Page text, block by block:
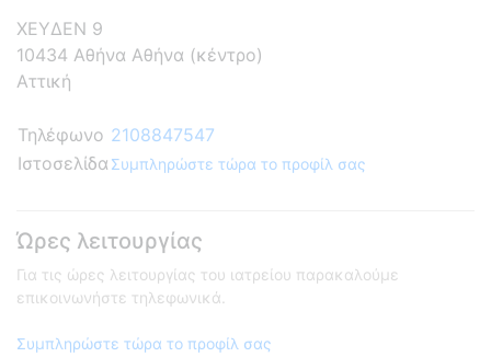
ΧΕΥΔΕΝ 9
10434 Αθήνα Αθήνα (κέντρο)
Αττική
Τηλέφωνο 2108847547
Ιστοσελίδα Συμπληρώστε τώρα το προφίλ σας
Ώρες λειτουργίας
Για τις ώρες λειτουργίας του ιατρείου παρακαλούμε
επικοινωνήστε τηλεφωνικά.
Συμπληρώστε τώρα το προφίλ σας